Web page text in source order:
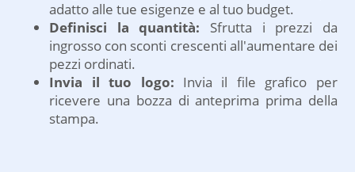
adatto alle tue esigenze e al tuo budget.
Definisci la quantità: Sfrutta i prezzi da
ingrosso con sconti crescenti all'aumentare dei
pezzi ordinati.
Invia il tuo logo: Invia il file grafico per
ricevere una bozza di anteprima prima della
stampa.